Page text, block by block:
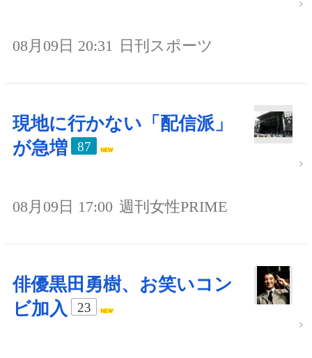
08月09日 20:31 日刊スポーツ
現地に行かない「配信派」
が急増
87
08月09日 17:00 週刊女性PRIME
俳優黒田勇樹、お笑いコン
ビ加入
23